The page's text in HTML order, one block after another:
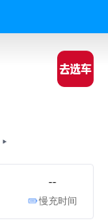
--
慢充时间